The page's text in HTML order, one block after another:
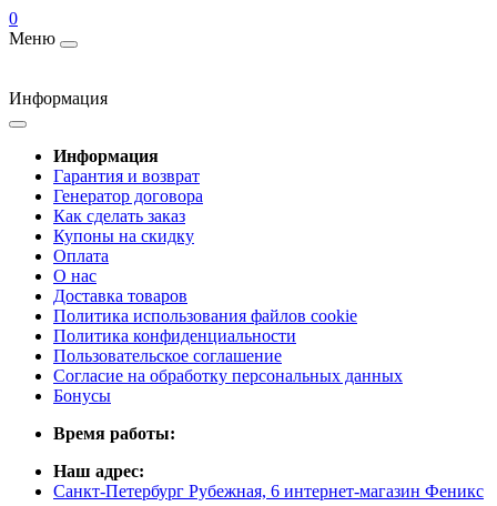
0
Меню
Информация
Информация
Гарантия и возврат
Генератор договора
Как сделать заказ
Купоны на скидку
Оплата
О нас
Доставка товаров
Политика использования файлов cookie
Политика конфиденциальности
Пользовательское соглашение
Согласие на обработку персональных данных
Бонусы
Время работы:
Наш адрес:
Санкт-Петербург Рубежная, 6 интернет-магазин Феникс